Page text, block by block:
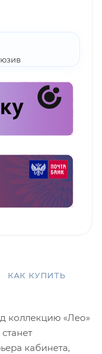
КАК КУПИТЬ
коллекцию «Лео»
кабинета,